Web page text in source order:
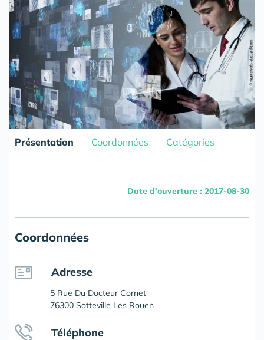
Présentation Coordonnées Catégories
Date d'ouverture : 2017-08-30
Coordonnées
Adresse
5 Rue Du Docteur Cornet
76300 Sotteville Les Rouen
Téléphone